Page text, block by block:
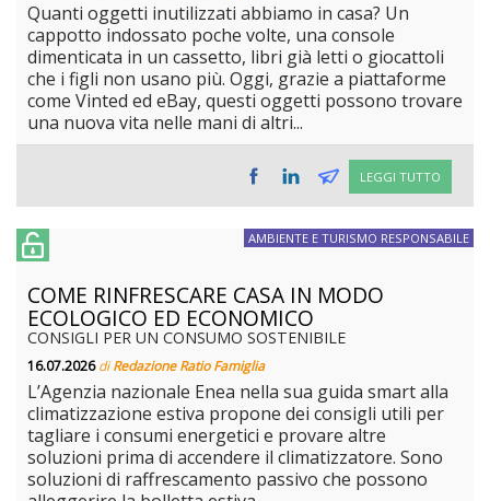
Quanti oggetti inutilizzati abbiamo in casa? Un
cappotto indossato poche volte, una console
dimenticata in un cassetto, libri già letti o giocattoli
che i figli non usano più. Oggi, grazie a piattaforme
come Vinted ed eBay, questi oggetti possono trovare
una nuova vita nelle mani di altri...
LEGGI TUTTO
AMBIENTE E TURISMO RESPONSABILE
COME RINFRESCARE CASA IN MODO
ECOLOGICO ED ECONOMICO
CONSIGLI PER UN CONSUMO SOSTENIBILE
16.07.2026diRedazione Ratio Famiglia
L’Agenzia nazionale Enea nella sua guida smart alla
climatizzazione estiva propone dei consigli utili per
tagliare i consumi energetici e provare altre
soluzioni prima di accendere il climatizzatore. Sono
soluzioni di raffrescamento passivo che possono